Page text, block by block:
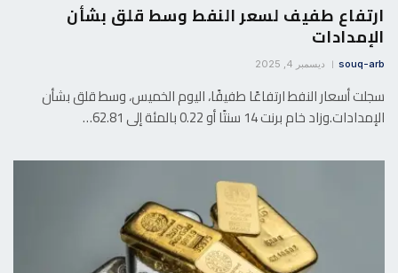
ارتفاع طفيف لسعر النفط وسط قلق بشأن
الإمدادات
souq-arb ديسمبر 4, 2025
سجلت أسعار النفط ارتفاعًا طفيفًا، اليوم الخميس، وسط قلق بشأن
الإمدادات.وزاد خام برنت 14 سنتًا أو 0.22 بالمئة إلى 62.81…